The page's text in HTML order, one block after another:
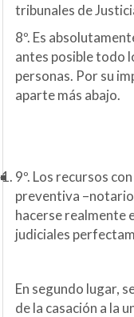
tribunales de
8º. Es
antes posible todo
personas. Por su
aparte más abajo.
9º. Los recursos
preventiva
hacerse realmente
judiciales
En segundo lugar,
de la casación a la